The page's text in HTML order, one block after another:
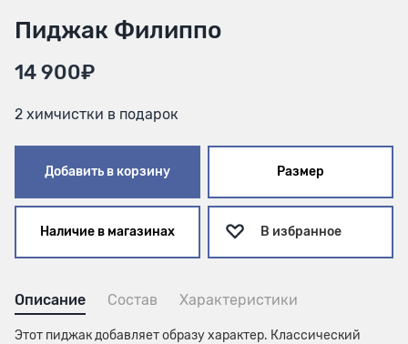
Пиджак Филиппо
14 900₽
2 химчистки в подарок
Добавить в корзину Размер
Наличие в магазинах В избранное
Описание Состав Характеристики
Этот пиджак добавляет образу характер. Классический